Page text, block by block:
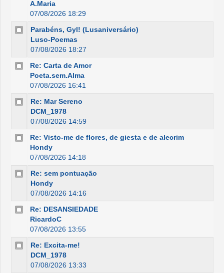
A.Maria
07/08/2026 18:29
Parabéns, Gyl! (Lusaniversário)
Luso-Poemas
07/08/2026 18:27
Re: Carta de Amor
Poeta.sem.Alma
07/08/2026 16:41
Re: Mar Sereno
DCM_1978
07/08/2026 14:59
Re: Visto-me de flores, de giesta e de alecrim
Hondy
07/08/2026 14:18
Re: sem pontuação
Hondy
07/08/2026 14:16
Re: DESANSIEDADE
RicardoC
07/08/2026 13:55
Re: Excita-me!
DCM_1978
07/08/2026 13:33